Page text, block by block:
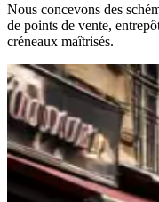
Nous concevons des
de points de vente,
créneaux maîtrisés.